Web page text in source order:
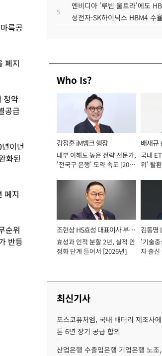
륵공
폐지
청약
공급
이던
화된
폐지
순위
반등
5
엔비디아 '루빈 울트라'에도
성전자·SK하이닉스 HBM4 수
Who Is?
강정훈 iM뱅크 행장
내부 이해도 높은 전략 전문가,
'전국구 은행' 도약 속도 [2026
배재규
표이사
국내
위' 탈
조현상 HS효성 대표이사 부회
장
효성과 인적 분할 2년, 실적 안
정화 단계 들어서 [2026년]
김동명
이사 사
'기술
자 출신
최신기사
포스코퓨처엠, 국내 배터리 제조사
톤 6년 장기 공급 합의
산업은행 수출입은행 기업은행 노